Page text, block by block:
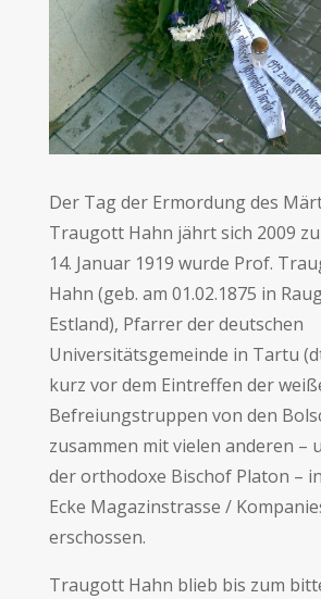
Der Tag der Ermordung des
Traugott Hahn jährt sich 2009
14. Januar 1919 wurde Prof.
Hahn (geb. am 01.02.1875 in
Estland), Pfarrer der deutschen
Universitätsgemeinde in Tartu
kurz vor dem Eintreffen der
Befreiungstruppen von den
zusammen mit vielen anderen –
der orthodoxe Bischof Platon –
Ecke Magazinstrasse /
erschossen.
Traugott Hahn blieb bis zum